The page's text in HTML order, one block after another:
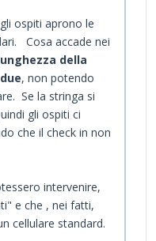
ospiti aprono le
Cosa accade nei
della
, non potendo
Se la stringa si
gli ospiti ci
che il check in non
intervenire,
e che , nei fatti,
cellulare standard.